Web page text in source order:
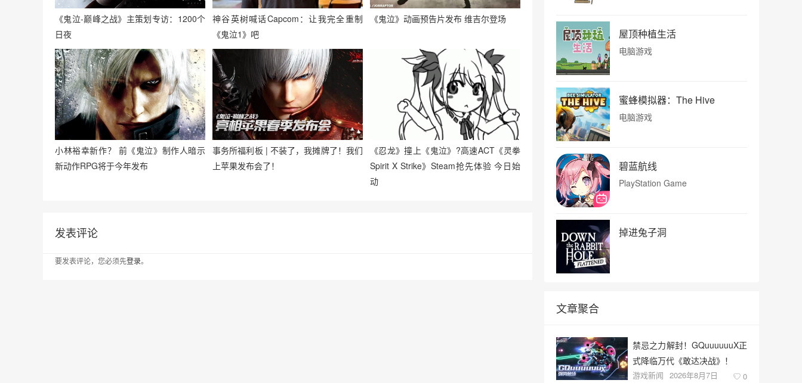
《鬼泣-巅峰之战》主策划专访：1200个
日夜
神谷英树喊话Capcom：让我完全重制
《鬼泣1》吧
《鬼泣》动画预告片发布 维吉尔登场
小林裕幸新作？ 前《鬼泣》制作人暗示
新动作RPG将于今年发布
事务所福利板 | 不装了，我摊牌了！我们
上苹果发布会了！
《忍龙》撞上《鬼泣》?高速ACT《灵拳
Spirit X Strike》Steam抢先体验 今日始
动
发表评论
要发表评论，您必须先登录。
屋顶种植生活
电脑游戏
蜜蜂模拟器：The Hive
电脑游戏
碧蓝航线
PlayStation Game
掉进兔子洞
文章聚合
禁忌之力解封！GQuuuuuuX正
式降临万代《敢达决战》！
游戏新闻 2026年8月7日 0